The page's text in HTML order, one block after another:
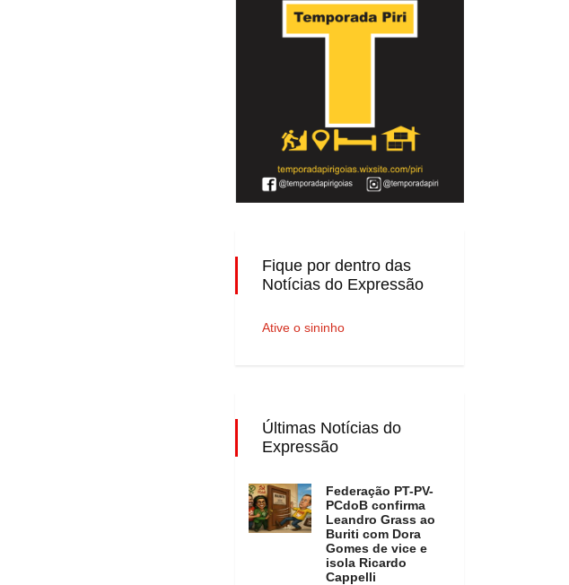
Fique por dentro das
Notícias do Expressão
Ative o sininho
Últimas Notícias do
Expressão
Federação PT-PV-
PCdoB confirma
Leandro Grass ao
Buriti com Dora
Gomes de vice e
isola Ricardo
Cappelli